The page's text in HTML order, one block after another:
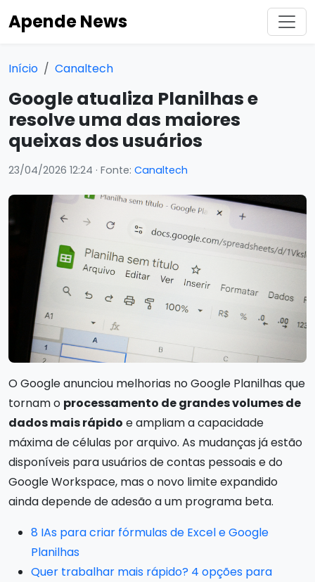
Apende News
Início Canaltech
Google atualiza Planilhas e
resolve uma das maiores
queixas dos usuários
23/04/2026 12:24 · Fonte: Canaltech
O Google anunciou melhorias no Google Planilhas que
tornam o processamento de grandes volumes de
dados mais rápido e ampliam a capacidade
máxima de células por arquivo. As mudanças já estão
disponíveis para usuários de contas pessoais e do
Google Workspace, mas o novo limite expandido
ainda depende de adesão a um programa beta.
8 IAs para criar fórmulas de Excel e Google
Planilhas
Quer trabalhar mais rápido? 4 opções para